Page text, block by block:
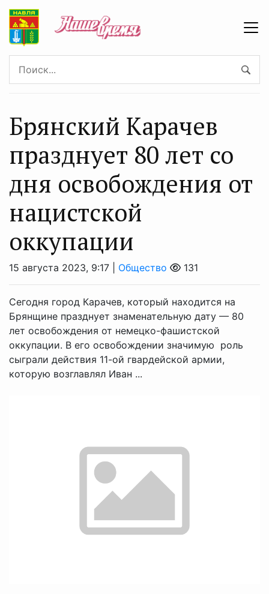
Брянский Карачев
празднует 80 лет со
дня освобождения от
нацистской
оккупации
15 августа 2023, 9:17 | Общество 131
Сегодня город Карачев, который находится на
Брянщине празднует знаменательную дату — 80
лет освобождения от немецко-фашистской
оккупации. В его освобождении значимую роль
сыграли действия 11-ой гвардейской армии,
которую возглавлял Иван ...